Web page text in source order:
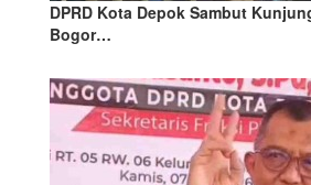
DPRD Kota Depok Sambut
Bogor…